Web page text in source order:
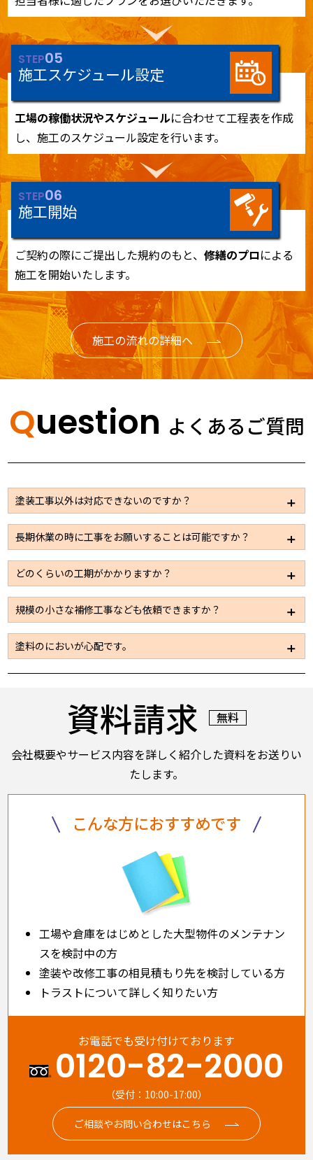
STEP05
施工スケジュール設定
工場の稼働状況やスケジュールに合わせて工程表を作成
し、施工のスケジュール設定を行います。
STEP06
施工開始
ご契約の際にご提出した規約のもと、修繕のプロによる
施工を開始いたします。
施工の流れの詳細へ
Question よくあるご質問
塗装工事以外は対応できないのですか？
大規模修繕の場合は塗装以外のメンテナンスが必要な
事も多いため、板金、左官、設備、電気などの工事も
パートナー企業を通じて施工できる体制は整えており
ますので安心してお問い合わせください。
長期休業の時に工事をお願いすることは可能ですか？
休業日での施工も可能です。ただ通常時に比べると施
工できる工事量が限られてしまうため、工期が限定さ
れているようであればお早目にお問い合わせくださ
い。
どのくらいの工期がかかりますか？
施工規模に応じて数日～2カ月と大きく変わってまいり
ます。見積依頼をいただき、現地の調査をさせていた
だければその際におおよその工期に関してはお伝えで
きると思います。
また、お客様側で工期が決まっているようでしたら作
規模の小さな補修工事なども依頼できますか？
もちろん可能です。お気軽にお問い合わせください。
塗料のにおいが心配です。
使用する塗料の種類を使い分けることにより、建屋内
料も水性、溶剤など各種取り揃えております。
資料請求 無料
会社概要やサービス内容を詳しく紹介した資料をお送りい
たします。
こんな方におすすめです
工場や倉庫をはじめとした大型物件のメンテナン
スを検討中の方
塗装や改修工事の相見積もり先を検討している方
トラストについて詳しく知りたい方
お電話でも受け付けております
0120-82-2000
（受付：10:00-17:00）
ご相談やお問い合わせはこちら